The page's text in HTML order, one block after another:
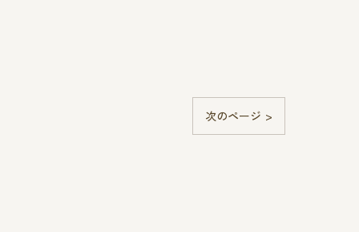
次のページ >